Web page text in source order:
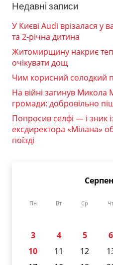
Недавні записи
У Києві Audi врізалася у
та 2-річна дитина
Житомирщину накриє
очікувати дощ
Чим корисний солодкий
На війні загинув Микола
громади: добровільно
Попросив селфі — і зник
ексдиректора «Мілана»
поїзді
Пн Вт Ср
3
4 5 6
10
11 12